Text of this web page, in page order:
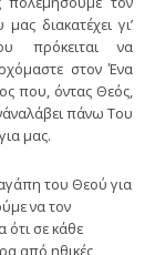
διακατέχει γι’
πρόκειται να
στον Ένα
που, όντας Θεός,
πάνω Του
μας.
του Θεού για
να τον
ότι σε κάθε
από ηθικές